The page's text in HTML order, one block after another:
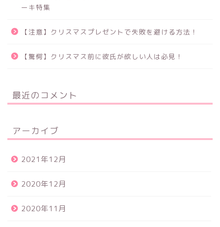
ーキ特集
【注意】クリスマスプレゼントで失敗を避ける方法！
【驚愕】クリスマス前に彼氏が欲しい人は必見！
最近のコメント
アーカイブ
2021年12月
2020年12月
2020年11月